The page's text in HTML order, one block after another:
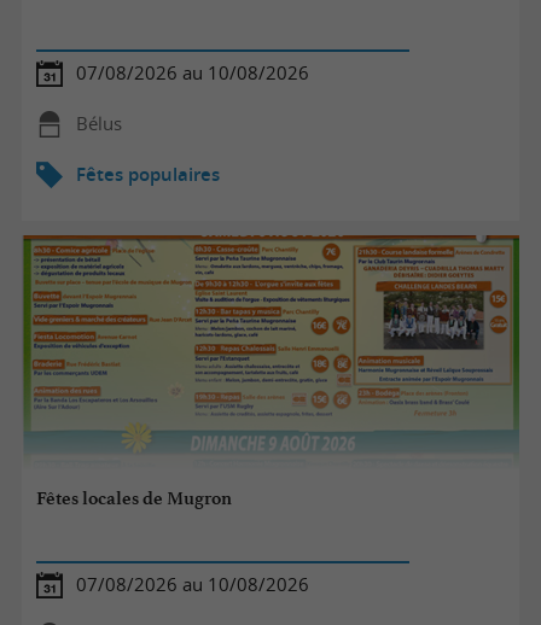
07/08/2026 au 10/08/2026
Bélus
Fêtes populaires
Fêtes locales de Mugron
07/08/2026 au 10/08/2026